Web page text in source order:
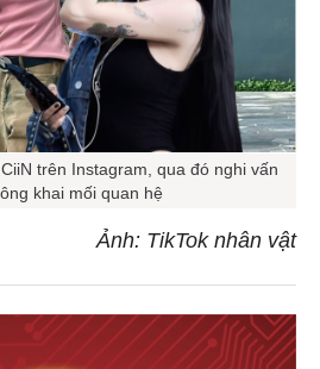
trên Instagram, qua đó nghi vấn
khai mối quan hệ
Ảnh: TikTok nhân vật